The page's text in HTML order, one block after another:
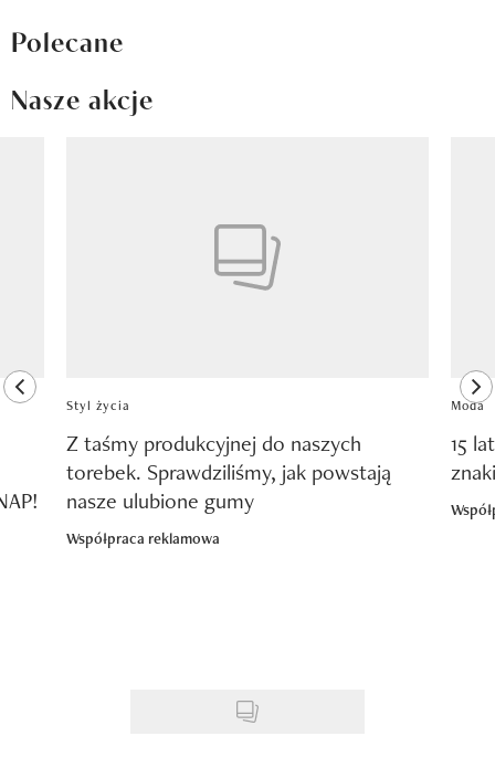
Polecane
Nasze akcje
previous element
Styl życia
Z taśmy produkcyjnej do naszych
torebek. Sprawdziliśmy, jak powstają
nasze ulubione gumy
Współpraca reklamowa
Moda
15